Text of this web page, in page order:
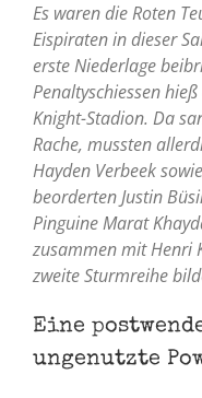
Es waren die Roten
Eispiraten in dieser
erste Niederlage
Penaltyschiessen
Knight-Stadion. Da
Rache, mussten
Hayden Verbeek
beorderten Justin
Pinguine Marat
zusammen mit Henri
zweite Sturmreihe
Eine
ungenutzte